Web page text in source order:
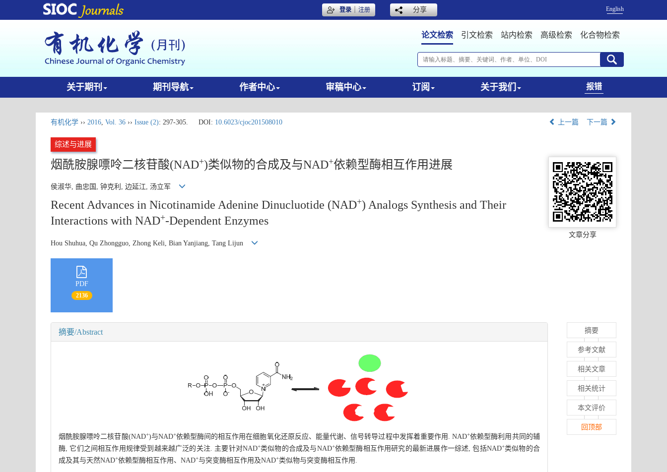
登录｜注册 分享 English
论文检索 引文检索 站内检索 高级检索 化合物检索
关于期刊 期刊导航 作者中心 审稿中心 订阅 关于我们 报错
有机化学 ›› 2016, Vol. 36 ›› Issue (2): 297-305. DOI: 10.6023/cjoc201508010 上一篇 下一篇
综述与进展
烟酰胺腺嘌呤二核苷酸(NAD+)类似物的合成及与NAD+依赖型酶相互作用进展
侯淑华, 曲忠国, 钟克利, 边延江, 汤立军
Recent Advances in Nicotinamide Adenine Dinucluotide (NAD+) Analogs Synthesis and Their
Interactions with NAD+-Dependent Enzymes
Hou Shuhua, Qu Zhongguo, Zhong Keli, Bian Yanjiang, Tang Lijun
文章分享
PDF
2136
摘要/Abstract
烟酰胺腺嘌呤二核苷酸(NAD+)与NAD+依赖型酶间的相互作用在细胞氧化还原反应、能量代谢、信号转导过程中发挥着重要作用. NAD+依赖型酶利用共同的辅
酶, 它们之间相互作用规律受到越来越广泛的关注. 主要针对NAD+类似物的合成及与NAD+依赖型酶相互作用研究的最新进展作一综述, 包括NAD+类似物的合
成及其与天然NAD+依赖型酶相互作用、NAD+与突变酶相互作用及NAD+类似物与突变酶相互作用.
摘要
参考文献
相关文章
相关统计
本文评价
回顶部